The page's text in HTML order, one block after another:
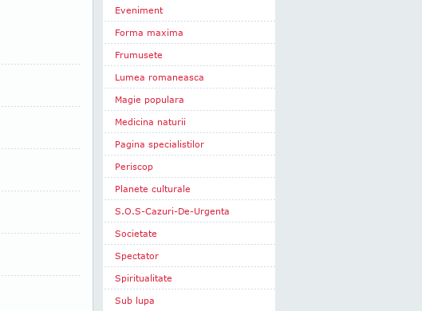
Eveniment
Forma maxima
Frumusete
Lumea romaneasca
Magie populara
Medicina naturii
Pagina specialistilor
Periscop
Planete culturale
S.O.S-Cazuri-De-Urgenta
Societate
Spectator
Spiritualitate
Sub lupa